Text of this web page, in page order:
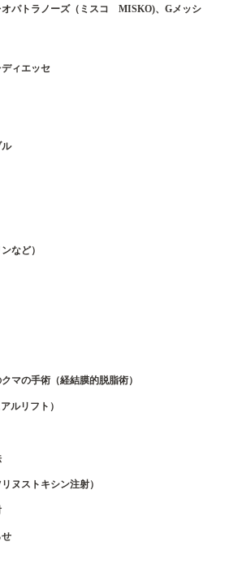
オパトラノーズ（ミスコ MISKO)、Gメッシ
ィエッセ
など）
マの手術（経結膜的脱脂術）
ルリフト）
ヌストキシン注射）